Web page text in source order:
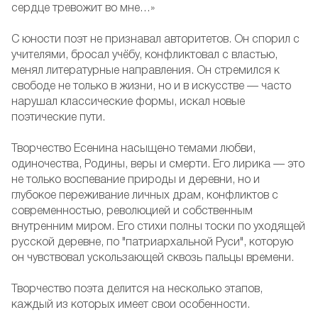
сердце тревожит во мне…»
С юности поэт не признавал авторитетов. Он спорил с
учителями, бросал учёбу, конфликтовал с властью,
менял литературные направления. Он стремился к
свободе не только в жизни, но и в искусстве — часто
нарушал классические формы, искал новые
поэтические пути.
Творчество Есенина насыщено темами любви,
одиночества, Родины, веры и смерти. Его лирика — это
не только воспевание природы и деревни, но и
глубокое переживание личных драм, конфликтов с
современностью, революцией и собственным
внутренним миром. Его стихи полны тоски по уходящей
русской деревне, по "патриархальной Руси", которую
он чувствовал ускользающей сквозь пальцы времени.
Творчество поэта делится на несколько этапов,
каждый из которых имеет свои особенности.